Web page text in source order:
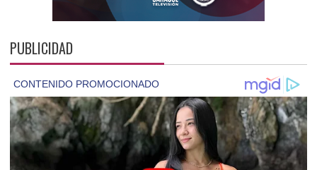
PUBLICIDAD